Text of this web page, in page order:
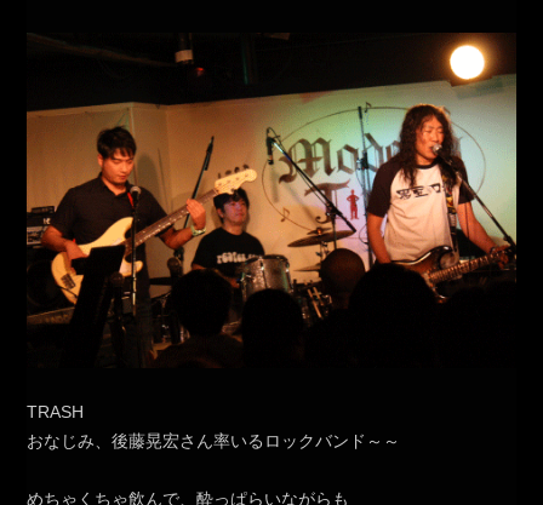
TRASH
おなじみ、後藤晃宏さん率いるロックバンド～～
めちゃくちゃ飲んで、酔っぱらいながらも